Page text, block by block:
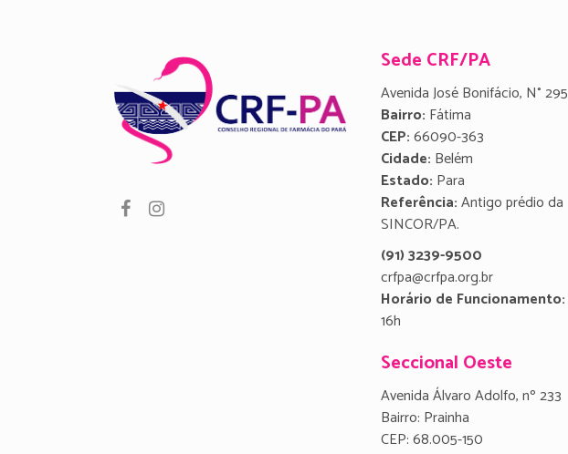
Sede CRF/PA
Avenida José Bonifácio, N° 295
Bairro: Fátima
CEP:66090-363
Cidade: Belém
Estado: Para
Referência:Antigo prédio da
SINCOR/PA.
(91) 3239-9500
crfpa@crfpa.org.br
Horário de Funcionamento:
16h
Seccional Oeste
Avenida Álvaro Adolfo, nº 233
Bairro: Prainha
CEP: 68.005-150